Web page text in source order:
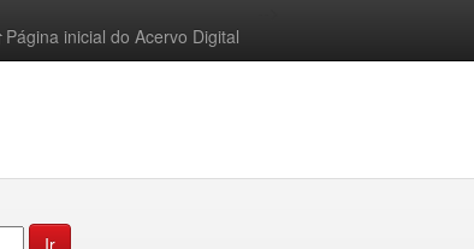
Página inicial do Acervo Digital